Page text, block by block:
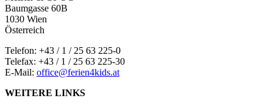
Baumgasse 60B
1030 Wien
Österreich
Telefon: +43 / 1 / 25 63 225-0
Telefax: +43 / 1 / 25 63 225-30
E-Mail: office@ferien4kids.at
WEITERE LINKS